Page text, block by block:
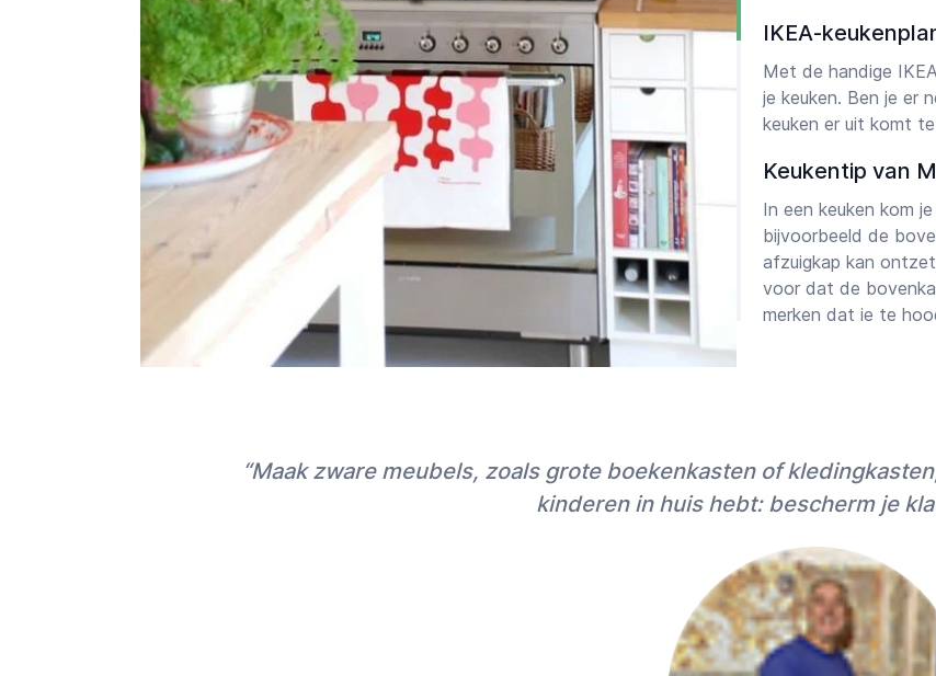
IKEA-
Met de handige
je keuken. Ben je er
keuken er uit komt
Keukentip van
In een keuken kom
bijvoorbeeld de
afzuigkap kan
voor dat de
merken dat je te
spoedklussen,
rekenen wij een
Onze klusexpert
Rotterdam, Den
Groningen,
is elke klusjesman
persoonlijk door ons
“Maak zware meubels, zoals grote boekenkasten of
kinderen in huis hebt: bescherm je